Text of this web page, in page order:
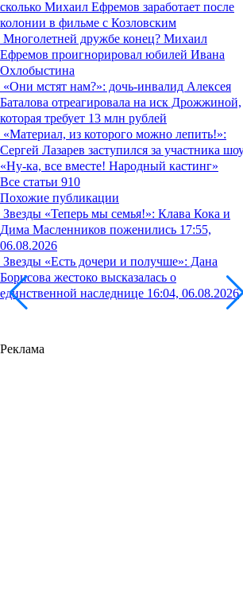
сколько Михаил Ефремов заработает после
колонии в фильме с Козловским
Многолетней дружбе конец? Михаил
Ефремов проигнорировал юбилей Ивана
Охлобыстина
«Они мстят нам?»: дочь-инвалид Алексея
Баталова отреагировала на иск Дрожжиной,
которая требует 13 млн рублей
«Материал, из которого можно лепить!»:
Сергей Лазарев заступился за участника
«Ну-ка, все вместе! Народный кастинг»
Все статьи 910
Похожие публикации
Звезды «Теперь мы семья!»: Клава Кока и
Дима Масленников поженились 17:55,
06.08.2026
Звезды «Есть дочери и получше»: Дана
Борисова жестоко высказалась о
единственной наследнице 16:04, 06.08.2026
Реклама